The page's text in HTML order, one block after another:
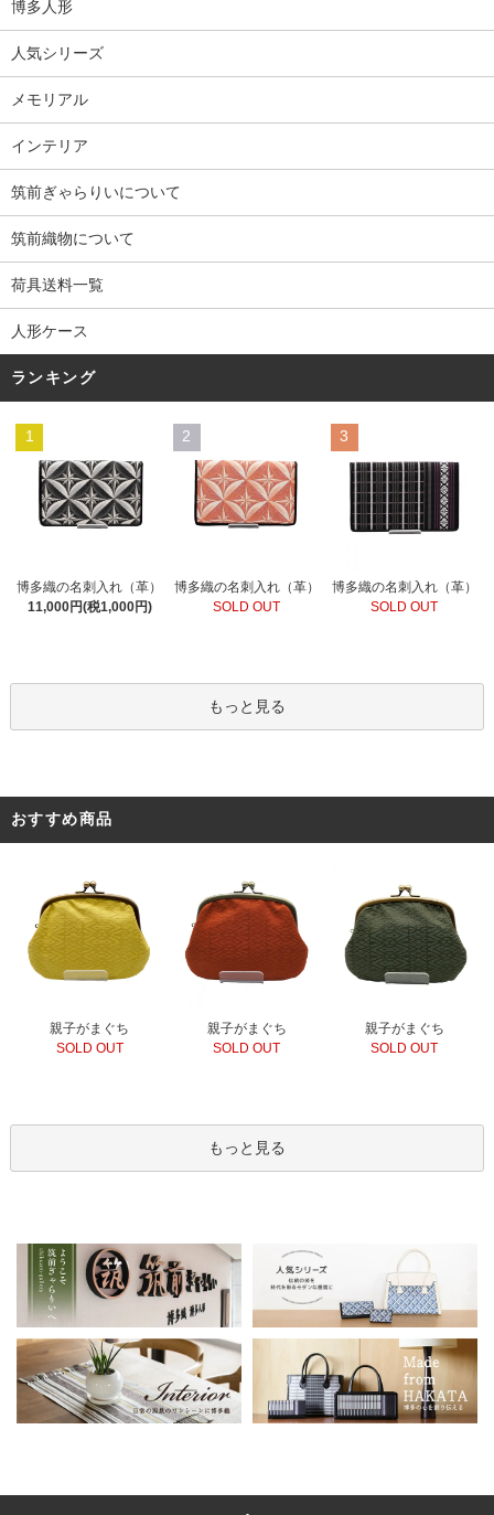
博多人形
人気シリーズ
メモリアル
インテリア
筑前ぎゃらりいについて
筑前織物について
荷具送料一覧
人形ケース
ランキング
1
博多織の名刺入れ（革）
11,000円(税1,000円)
2
博多織の名刺入れ（革）
SOLD OUT
3
博多織の名刺入れ（革）
SOLD OUT
もっと見る
おすすめ商品
親子がまぐち
SOLD OUT
親子がまぐち
SOLD OUT
親子がまぐち
SOLD OUT
もっと見る